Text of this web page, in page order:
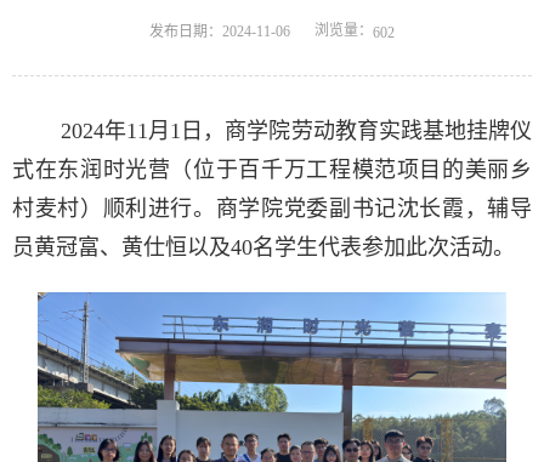
发布日期：2024-11-06 浏览量： 602
2024年11月1日，商学院劳动教育实践基地挂牌仪
式在东润时光营（位于百千万工程模范项目的美丽乡
村麦村）顺利进行。商学院党委副书记沈长霞，辅导
员黄冠富、黄仕恒以及40名学生代表参加此次活动。